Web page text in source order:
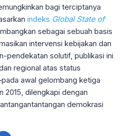
bagi terciptanya
indeks Global State of
sebagai sebuah basis
intervensi kebijakan dan
pendekatan solutif, publikasi ini
regional atas status
awal gelombang ketiga
dilengkapi dengan
demokrasi